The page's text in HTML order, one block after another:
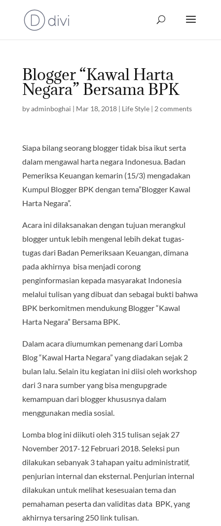
Blogger “Kawal Harta
Negara” Bersama BPK
byadminboghai | Mar 18, 2018| Life Style| 2 comments
Siapa bilang seorang blogger tidak bisa ikut serta
dalam mengawal harta negara Indonesua. Badan
Pemeriksa Keuangan kemarin (15/3) mengadakan
Kumpul Blogger BPK dengan tema”Blogger Kawal
Harta Negara”.
Acara ini dilaksanakan dengan tujuan merangkul
blogger untuk lebih mengenal lebih dekat tugas-
tugas dari Badan Pemeriksaan Keuangan, dimana
pada akhirnya bisa menjadi corong
penginformasian kepada masyarakat Indonesia
melalui tulisan yang dibuat dan sebagai bukti bahwa
BPK berkomitmen mendukung Blogger “Kawal
Harta Negara” Bersama BPK.
Dalam acara diumumkan pemenang dari Lomba
Blog “Kawal Harta Negara” yang diadakan sejak 2
bulan lalu. Selain itu kegiatan ini diisi oleh workshop
dari 3 nara sumber yang bisa mengupgrade
kemampuan dari blogger khususnya dalam
menggunakan media sosial.
Lomba blog ini diikuti oleh 315 tulisan sejak 27
November 2017-12 Februari 2018. Seleksi pun
dilakukan sebanyak 3 tahapan yaitu administratif,
penjurian internal dan eksternal. Penjurian internal
dilakukan untuk melihat kesesuaian tema dan
pemahaman peserta dan validitas data BPK, yang
akhirnya tersaring 250 link tulisan.